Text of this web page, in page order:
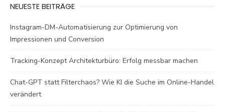
NEUESTE BEITRÄGE
Instagram-DM-Automatisierung zur Optimierung von
Impressionen und Conversion
Tracking-Konzept Architekturbüro: Erfolg messbar machen
Chat-GPT statt Filterchaos? Wie KI die Suche im Online-Handel
verändert